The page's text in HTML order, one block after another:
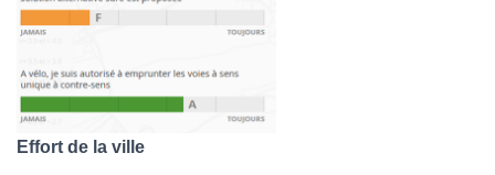
Effort de la ville